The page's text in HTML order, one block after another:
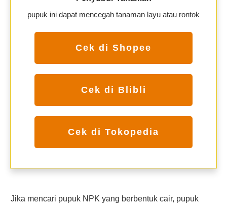
pupuk ini dapat mencegah tanaman layu atau rontok
Cek di Shopee
Cek di Blibli
Cek di Tokopedia
Jika mencari pupuk NPK yang berbentuk cair, pupuk